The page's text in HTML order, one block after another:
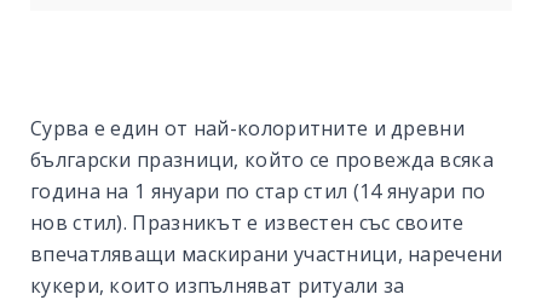
Сурва е един от най-колоритните и древни
български празници, който се провежда всяка
година на 1 януари по стар стил (14 януари по
нов стил). Празникът е известен със своите
впечатляващи маскирани участници, наречени
кукери, които изпълняват ритуали за